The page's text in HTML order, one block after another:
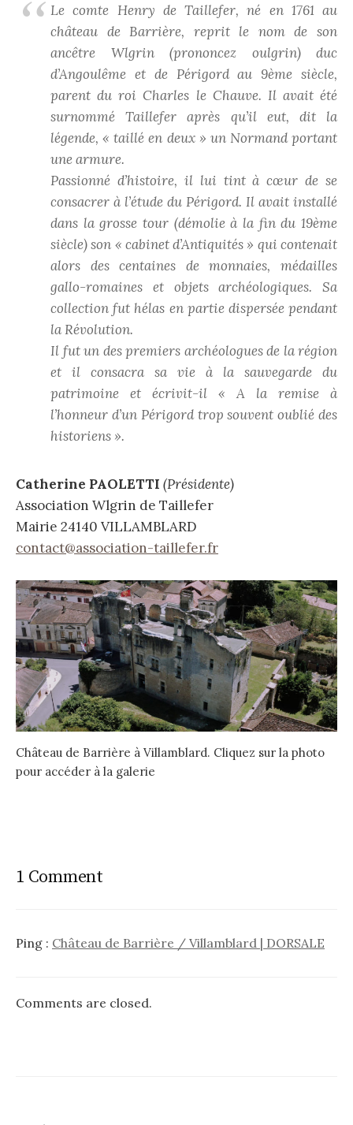
Le comte Henry de Taillefer, né en 1761 au
château de Barrière, reprit le nom de son
ancêtre Wlgrin (prononcez oulgrin) duc
d’Angoulême et de Périgord au 9ème siècle,
parent du roi Charles le Chauve. Il avait été
surnommé Taillefer après qu’il eut, dit la
légende, « taillé en deux » un Normand portant
une armure.
Passionné d’histoire, il lui tint à cœur de se
consacrer à l’étude du Périgord. Il avait installé
dans la grosse tour (démolie à la fin du 19ème
siècle) son « cabinet d’Antiquités » qui contenait
alors des centaines de monnaies, médailles
gallo-romaines et objets archéologiques. Sa
collection fut hélas en partie dispersée pendant
la Révolution.
Il fut un des premiers archéologues de la région
et il consacra sa vie à la sauvegarde du
patrimoine et écrivit-il « A la remise à
l’honneur d’un Périgord trop souvent oublié des
historiens ».
Catherine PAOLETTI (Présidente)
Association Wlgrin de Taillefer
Mairie 24140 VILLAMBLARD
contact@association-taillefer.fr
Château de Barrière à Villamblard. Cliquez sur la photo
pour accéder à la galerie
1 Comment
Ping : Château de Barrière / Villamblard | DORSALE
Comments are closed.